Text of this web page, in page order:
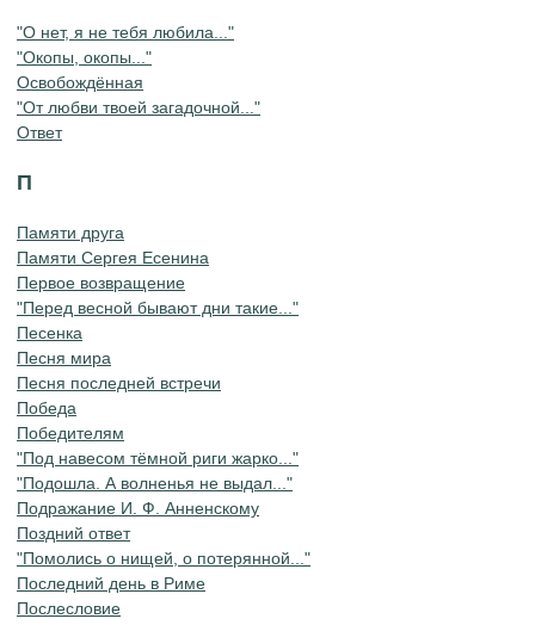
"О нет, я не тебя любила..."
"Окопы, окопы..."
Освобождённая
"От любви твоей загадочной..."
Ответ
П
Памяти друга
Памяти Сергея Есенина
Первое возвращение
"Перед весной бывают дни такие..."
Песенка
Песня мира
Песня последней встречи
Победа
Победителям
"Под навесом тёмной риги жарко..."
"Подошла. А волненья не выдал..."
Подражание И. Ф. Анненскому
Поздний ответ
"Помолись о нищей, о потерянной..."
Последний день в Риме
Послесловие